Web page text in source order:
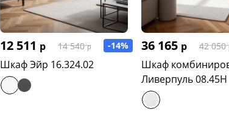
12 511 р 14 540 р -14%
Шкаф Эйр 16.324.02
36 165 р 42 050
Шкаф
Ливерпуль 08.45Н